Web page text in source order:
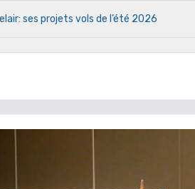
ses projets vols de l’été 2026